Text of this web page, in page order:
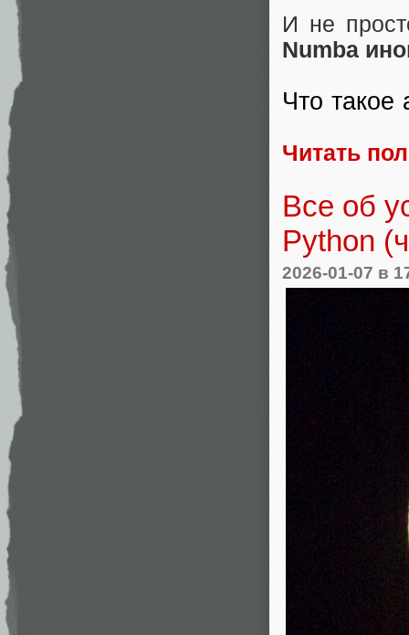
И не
Numba
Что такое
Читать
Все об
Python
2026-01-07 в